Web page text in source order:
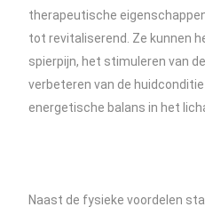
therapeutische
tot revitaliserend. Ze kunnen
spierpijn, het stimuleren van
verbeteren van de
energetische balans in het
Naast de fysieke voordelen